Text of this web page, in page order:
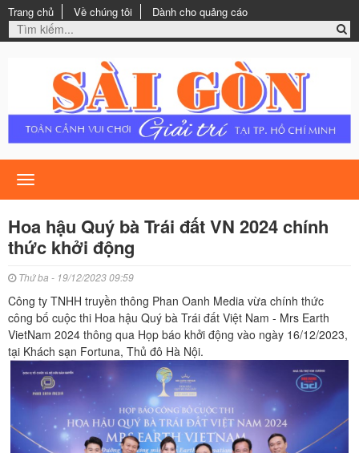
Trang chủ Về chúng tôi Dành cho quảng cáo
Toggle
navigation
Hoa hậu Quý bà Trái đất VN 2024 chính
thức khởi động
Thứ ba - 19/12/2023 09:59
Công ty TNHH truyền thông Phan Oanh Media vừa chính thức
công bố cuộc thi Hoa hậu Quý bà Trái đất Việt Nam - Mrs Earth
VietNam 2024 thông qua Họp báo khởi động vào ngày 16/12/2023,
tại Khách sạn Fortuna, Thủ đô Hà Nội.